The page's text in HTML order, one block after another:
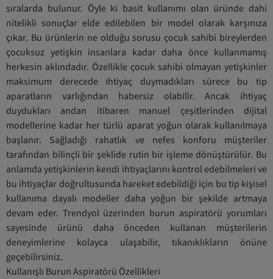
sıralarda bulunur. Öyle ki basit kullanımı olan üründe dahi
nitelikli sonuçlar elde edilebilen bir model olarak karşınıza
çıkar. Bu ürünlerin ne olduğu sorusu çocuk sahibi bireylerden
çocuksuz yetişkin insanlara kadar daha önce kullanmamış
herkesin aklındadır. Özellikle çocuk sahibi olmayan yetişkinler
maksimum derecede ihtiyaç duymadıkları sürece bu tip
aparatların varlığından habersiz olabilir. Ancak ihtiyaç
duydukları andan itibaren manuel çeşitlerinden dijital
modellerine kadar her türlü aparat yoğun olarak kullanılmaya
başlanır. Sağladığı rahatlık ve nefes konforu müşteriler
tarafından bilinçli bir şeklide rutin bir işleme dönüştürülür. Bu
anlamda yetişkinlerin kendi ihtiyaçlarını kontrol edebilmeleri ve
bu ihtiyaçlar doğrultusunda hareket edebildiği için bu tip kişisel
kullanıma dayalı modeller daha yoğun bir şekilde artmaya
devam eder. Trendyol üzerinden burun aspiratörü yorumları
sayesinde ürünü daha önceden kullanan müşterilerin
deneyimlerine kolayca ulaşabilir, tıkanıklıkların önüne
geçebilirsiniz.
Kullanışlı Burun Aspiratörü Özellikleri